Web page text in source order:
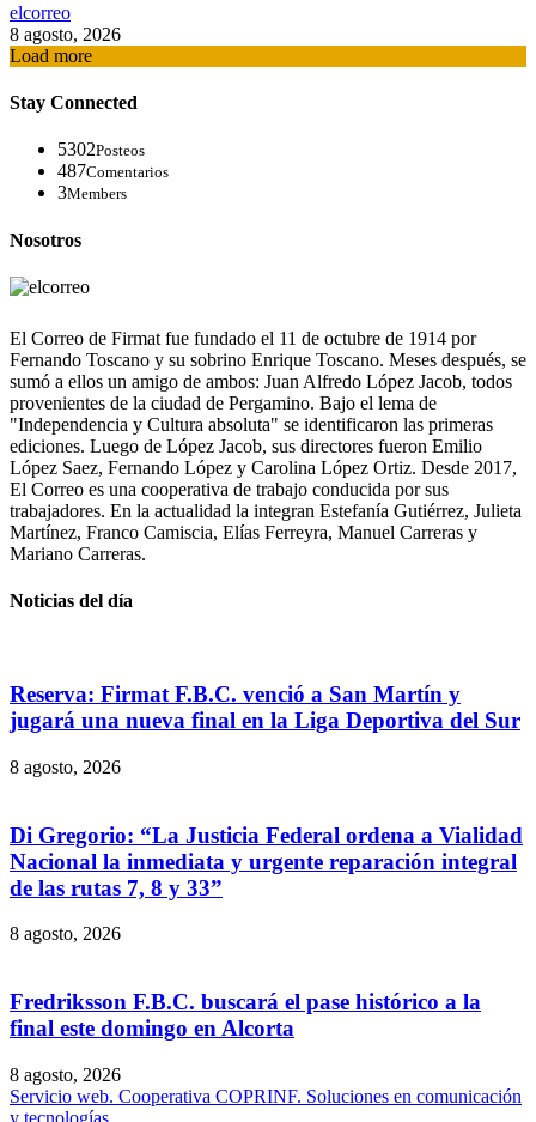
elcorreo
8 agosto, 2026
Load more
Stay Connected
5302Posteos
487Comentarios
3Members
Nosotros
El Correo de Firmat fue fundado el 11 de octubre de 1914 por
Fernando Toscano y su sobrino Enrique Toscano. Meses después, se
sumó a ellos un amigo de ambos: Juan Alfredo López Jacob, todos
provenientes de la ciudad de Pergamino. Bajo el lema de
"Independencia y Cultura absoluta" se identificaron las primeras
ediciones. Luego de López Jacob, sus directores fueron Emilio
López Saez, Fernando López y Carolina López Ortiz. Desde 2017,
El Correo es una cooperativa de trabajo conducida por sus
trabajadores. En la actualidad la integran Estefanía Gutiérrez, Julieta
Martínez, Franco Camiscia, Elías Ferreyra, Manuel Carreras y
Mariano Carreras.
Noticias del día
Reserva: Firmat F.B.C. venció a San Martín y
jugará una nueva final en la Liga Deportiva del Sur
8 agosto, 2026
Di Gregorio: “La Justicia Federal ordena a Vialidad
Nacional la inmediata y urgente reparación integral
de las rutas 7, 8 y 33”
8 agosto, 2026
Fredriksson F.B.C. buscará el pase histórico a la
final este domingo en Alcorta
8 agosto, 2026
Servicio web. Cooperativa COPRINF. Soluciones en comunicación
y tecnologías